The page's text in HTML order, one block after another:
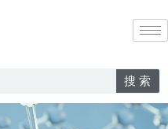
搜 索